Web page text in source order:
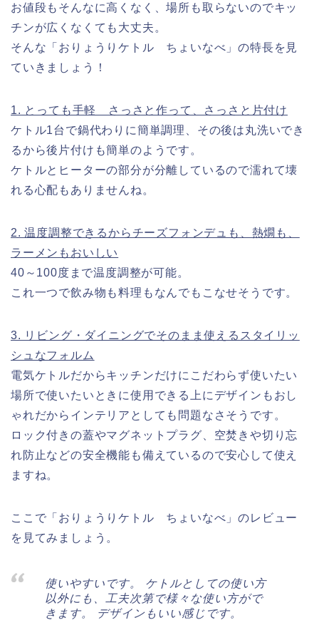
お値段もそんなに高くなく、場所も取らないのでキッ
チンが広くなくても大丈夫。
そんな「おりょうりケトル ちょいなべ」の特長を見
ていきましょう！
1. とっても手軽 さっさと作って、さっさと片付け
ケトル1台で鍋代わりに簡単調理、その後は丸洗いでき
るから後片付けも簡単のようです。
ケトルとヒーターの部分が分離しているので濡れて壊
れる心配もありませんね。
2. 温度調整できるからチーズフォンデュも、熱燗も、
ラーメンもおいしい
40～100度まで温度調整が可能。
これ一つで飲み物も料理もなんでもこなせそうです。
3. リビング・ダイニングでそのまま使えるスタイリッ
シュなフォルム
電気ケトルだからキッチンだけにこだわらず使いたい
場所で使いたいときに使用できる上にデザインもおし
ゃれだからインテリアとしても問題なさそうです。
ロック付きの蓋やマグネットプラグ、空焚きや切り忘
れ防止などの安全機能も備えているので安心して使え
ますね。
ここで「おりょうりケトル ちょいなべ」のレビュー
を見てみましょう。
使いやすいです。 ケトルとしての使い方
以外にも、工夫次第で様々な使い方がで
きます。 デザインもいい感じです。